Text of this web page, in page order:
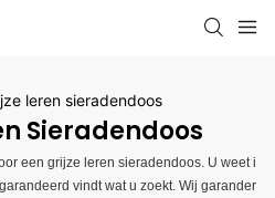
leren sieradendoos
Sieradendoos
een grijze leren sieradendoos. U weet i
vindt wat u zoekt. Wij garander